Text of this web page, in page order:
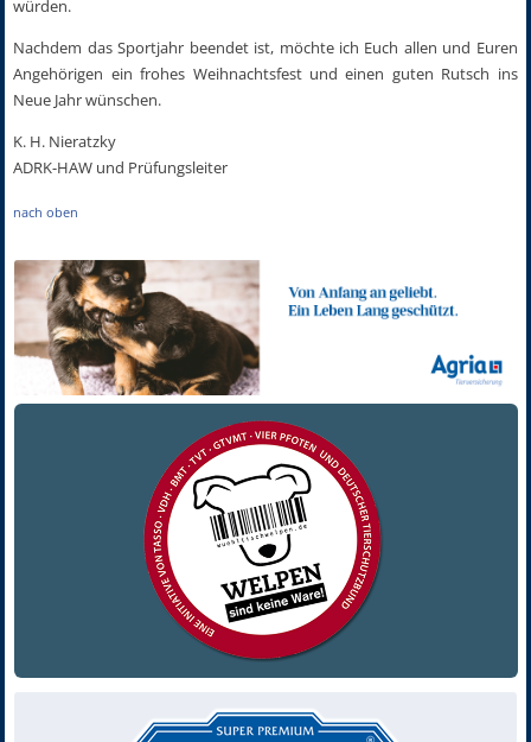
würden.
Nachdem das Sportjahr beendet ist, möchte ich Euch allen und Euren
Angehörigen ein frohes Weihnachtsfest und einen guten Rutsch ins
Neue Jahr wünschen.
K. H. Nieratzky
ADRK-HAW und Prüfungsleiter
nach oben